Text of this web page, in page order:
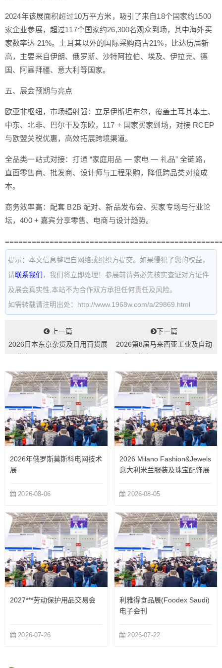
2024年该展面积超过10万平方米，吸引了来自18个国家约1500
家企业参展，超过117个国家约26,300名观众到场，其中海外买
家数率达 21%。土耳其以外的国际采购商占21%，比达历届新
高，主要来自伊朗、俄罗斯、沙特阿拉伯、埃及、伊拉克、德
国、阿塞拜疆、意大利等国家。
五、展会预期与亮点
欧亚非枢纽，市场辐射强：立足伊斯坦布尔，覆盖土耳其本土、
中东、北非、巴尔干及东欧，117 + 国家买家到场，对接 RCEP
与欧盟关税优惠，高效拓展跨境渠道。
全品类一站式对接：打通 “家庭用品 — 家电 — 礼品” 全链路，
直面零售商、批发商、设计师与工程采购，降低跨品类对接成
本。
商务效率高：配套 B2B 配对、新品发布会、买家专场与行业论
坛，400 + 嘉宾分享零售、电商与设计趋势。
提示：本文信息整理自网络或组织方提交。如果侵犯了您的权益，
请联系我们 ，我们将立即处理！参展前请务必先核实查证对方证件
及展会真实性,本站不为合作双方承担任何责任及风险。
如需转载请注明出处：http://www.1968w.com/a/29869.html
上一篇
2026日本东京杂货及日用百货展
下一篇
2026第8届马来西亚工业及自动
2026年俄罗斯莫斯科电网技术
展
2026-08-06
2026 Milano Fashion&Jewels
意大利米兰服装及珠宝配饰展
2026-08-05
2027***劳动保护用品交易会
2026-07-26
利雅得食品展(Foodex Saudi)
电子会刊
2026-07-22